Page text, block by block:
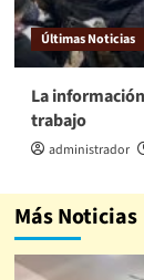
Últimas Noticias
La
trabajo
administrador
Más Noticias